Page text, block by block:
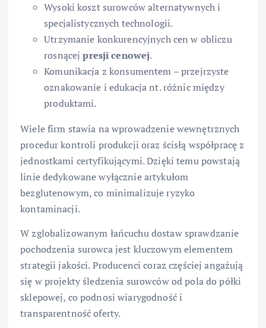
Wysoki koszt surowców alternatywnych i
specjalistycznych technologii.
Utrzymanie konkurencyjnych cen w obliczu
rosnącejpresji cenowej.
Komunikacja z konsumentem – przejrzyste
oznakowanie i edukacja nt. różnic między
produktami.
Wiele firm stawia na wprowadzenie wewnętrznych
procedur kontroli produkcji oraz ścisłą współpracę z
jednostkami certyfikującymi. Dzięki temu powstają
linie dedykowane wyłącznie artykułom
bezglutenowym, co minimalizuje ryzyko
kontaminacji.
W zglobalizowanym łańcuchu dostaw sprawdzanie
pochodzenia surowca jest kluczowym elementem
strategii jakości. Producenci coraz częściej angażują
się w projekty śledzenia surowców od pola do półki
sklepowej, co podnosi wiarygodność i
transparentność oferty.